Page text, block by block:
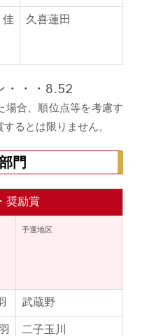
久喜蓮田
・・・8.52
場合、順位点等を考慮す
るとは限りません。
門
奨励賞
予選地区
武蔵野
二子玉川